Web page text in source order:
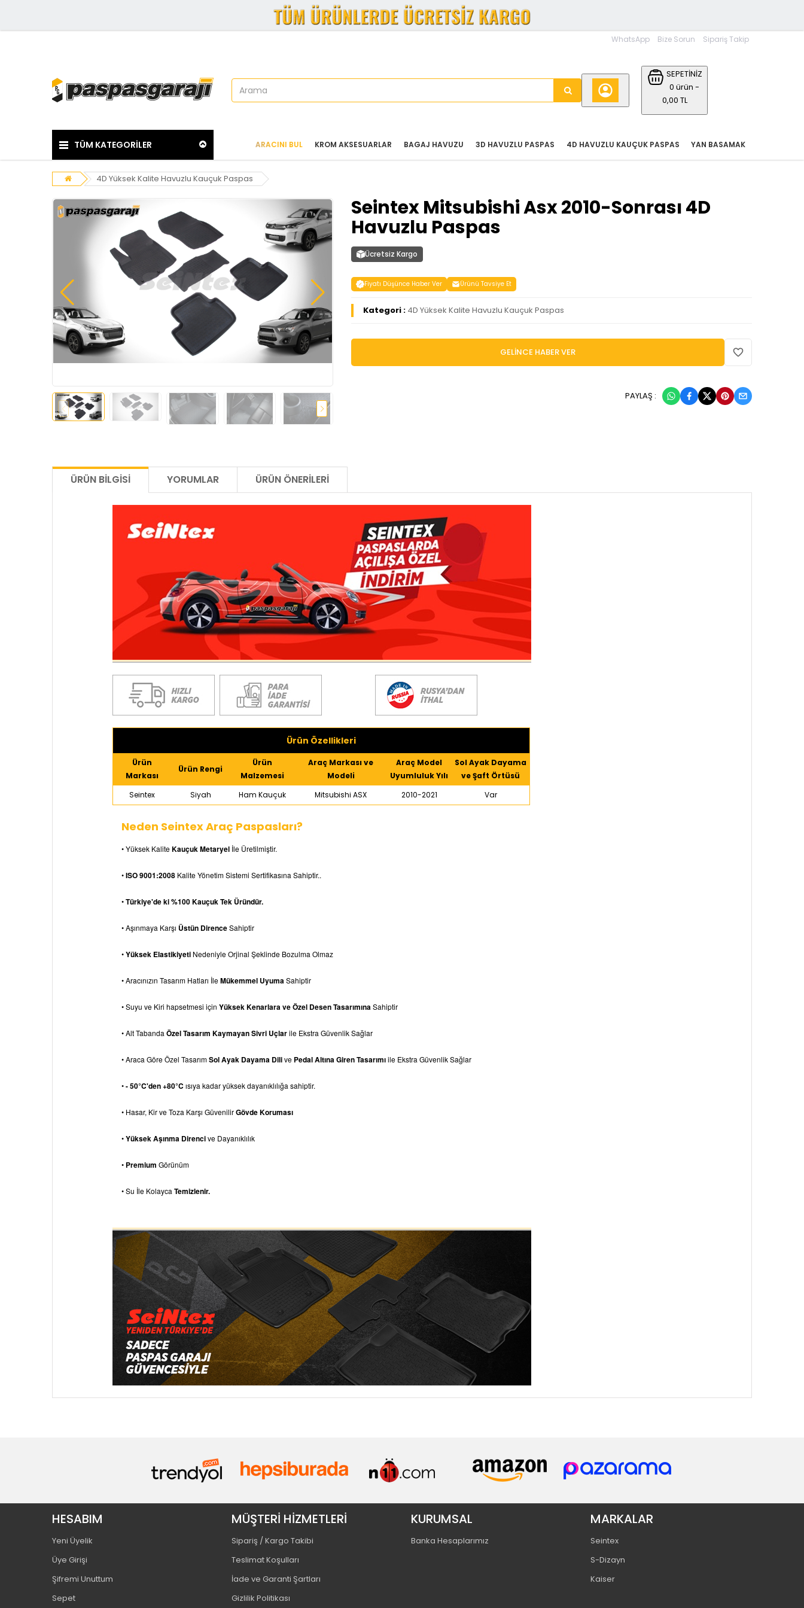
WhatsApp Bize Sorun Sipariş Takip
SEPETİNİZ
0 ürün -
0,00 TL
TÜM KATEGORİLER YAN BASAMAK
4D HAVUZLU KAUÇUK PASPAS
3D HAVUZLU PASPAS
BAGAJ HAVUZU
KROM AKSESUARLAR
ARACINI BUL
4D Yüksek Kalite Havuzlu Kauçuk Paspas
Seintex Mitsubishi Asx 2010-Sonrası 4D
Havuzlu Paspas
Ücretsiz Kargo
Fiyatı Düşünce Haber Ver Ürünü Tavsiye Et
Kategori : 4D Yüksek Kalite Havuzlu Kauçuk Paspas
GELİNCE HABER VER
PAYLAŞ :
ÜRÜN BILGISI YORUMLAR ÜRÜN ÖNERILERI
Ürün Özellikleri
Ürün
Markası
Ürün Rengi
Ürün
Malzemesi
Araç Markası ve
Modeli
Araç Model
Uyumluluk Yılı
Sol Ayak Dayama
ve Şaft Örtüsü
Seintex
Siyah Ham Kauçuk Mitsubishi ASX 2010-2021 Var
Neden Seintex Araç Paspasları?
• Yüksek KaliteKauçuk Metaryel İle Üretilmiştir.
•ISO 9001:2008 Kalite Yönetim Sistemi Sertifikasına Sahiptir..
•Türkiye'de ki %100 Kauçuk Tek Üründür.
• Aşınmaya Karşı Üstün DirenceSahiptir
•Yüksek Elastikiyeti Nedeniyle Orjinal Şeklinde Bozulma Olmaz
• Aracınızın Tasarım Hatları İleMükemmel UyumaSahiptir
• Suyu ve Kiri hapsetmesi için Yüksek Kenarlara ve Özel Desen TasarımınaSahiptir
• Alt Tabanda Özel Tasarım Kaymayan Sivri Uçlarile Ekstra Güvenlik Sağlar
• Araca Göre Özel TasarımSol Ayak Dayama Dilive Pedal Altına Giren Tasarımıile Ekstra Güvenlik Sağlar
•- 50°C'den +80°C ısıya kadar yüksek dayanıklılığa sahiptir.
• Hasar, Kir ve Toza Karşı GüvenilirGövde Koruması
•Yüksek Aşınma Direncive Dayanıklılık
• Premium Görünüm
• Su İle Kolayca Temizlenir.
HESABIM
Yeni Üyelik
Üye Girişi
Şifremi Unuttum
Sepet
MÜŞTERİ HİZMETLERİ
Sipariş / Kargo Takibi
Teslimat Koşulları
İade ve Garanti Şartları
Gizlilik Politikası
KURUMSAL
Banka Hesaplarımız
MARKALAR
Seintex
S-Dizayn
Kaiser